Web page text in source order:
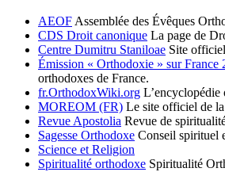
AEOF Assemblée des Évêques
CDS Droit canonique La page de
Centre Dumitru Staniloae Site
Émission « Orthodoxie » sur France
orthodoxes de France.
fr.OrthodoxWiki.org
MOREOM (FR) Le site officiel de
Revue Apostolia Revue de
Sagesse Orthodoxe Conseil spirituel
Science et Religion
Spiritualité orthodoxe Spiritualité